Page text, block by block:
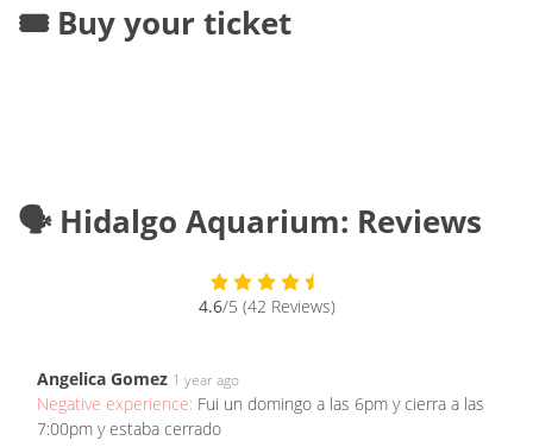
🎟️ Buy your ticket
🗣️ Hidalgo Aquarium: Reviews
4.6/5 (42 Reviews)
Angelica Gomez 1 year ago
Negative experience: Fui un domingo a las 6pm y cierra a las
7:00pm y estaba cerrado